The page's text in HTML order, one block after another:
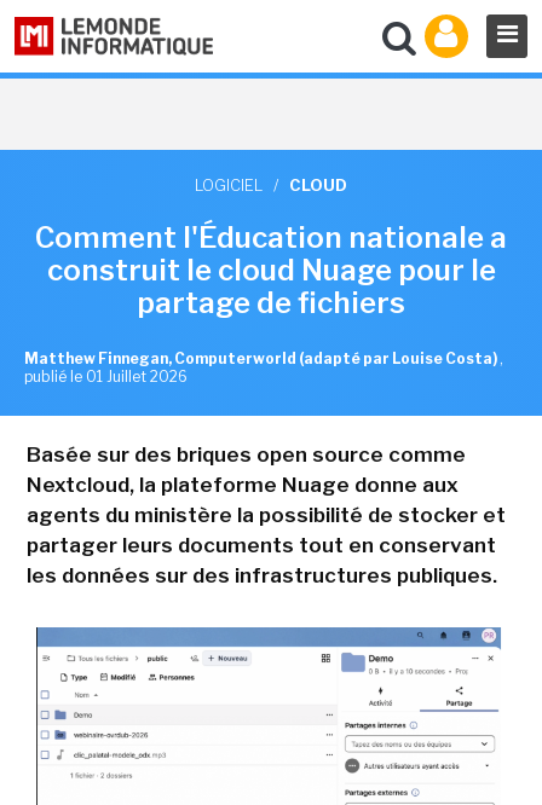
LOGICIEL / CLOUD
Comment l'Éducation nationale a
construit le cloud Nuage pour le
partage de fichiers
Matthew Finnegan, Computerworld (adapté par Louise Costa) ,
publié le 01 Juillet 2026
Basée sur des briques open source comme
Nextcloud, la plateforme Nuage donne aux
agents du ministère la possibilité de stocker et
partager leurs documents tout en conservant
les données sur des infrastructures publiques.